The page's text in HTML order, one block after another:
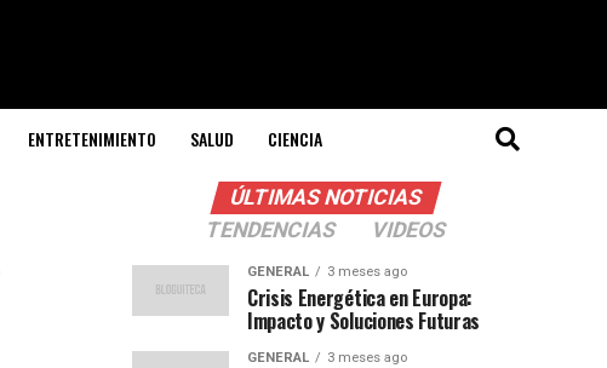
ENTRETENIMIENTO SALUD CIENCIA
ÚLTIMAS NOTICIAS
TENDENCIAS
VIDEOS
GENERAL 3 meses ago
Crisis Energética en Europa:
Impacto y Soluciones Futuras
GENERAL 3 meses ago